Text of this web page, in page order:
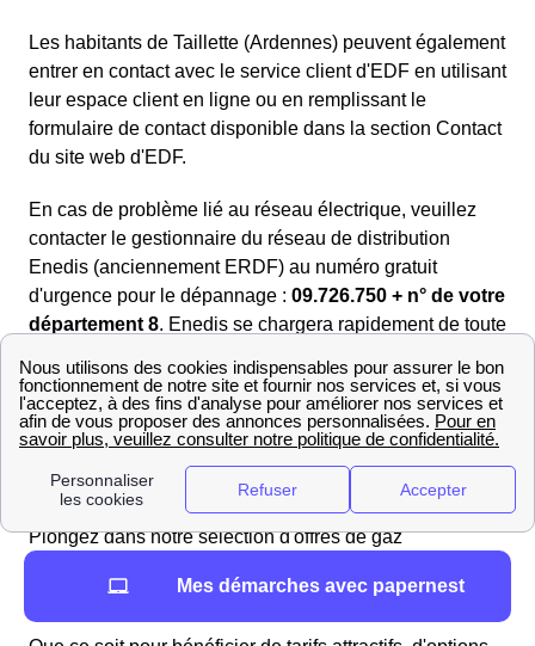
Les habitants de Taillette (Ardennes) peuvent également
entrer en contact avec le service client d'EDF en utilisant
leur espace client en ligne ou en remplissant le
formulaire de contact disponible dans la section Contact
du site web d'EDF.
En cas de problème lié au réseau électrique, veuillez
contacter le gestionnaire du réseau de distribution
Enedis (anciennement ERDF) au numéro gratuit
d'urgence pour le dépannage : 09.726.750 + n° de votre
département 8. Enedis se chargera rapidement de toute
Trouvez les meilleurs fournisseurs de gaz en 2025 à
Taillette
Si vous souhaitez avoir une vue d'ensemble et vous
faire une opinion objective sur les offres de gaz, il est
indispensable de les comparer les unes aux autres.
Plongez dans notre sélection d'offres de gaz
besoins énergétiques.Mes démarches avec papernest